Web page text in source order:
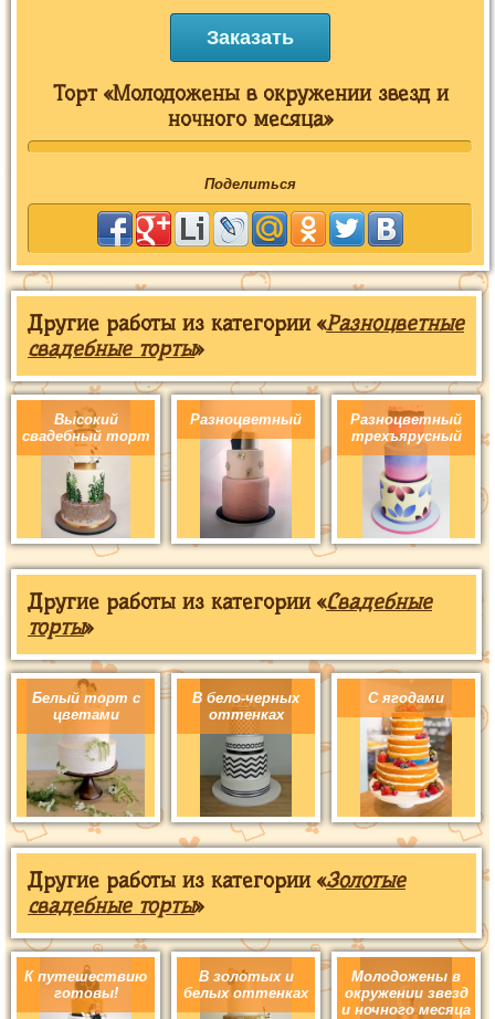
Заказать
Торт «Молодожены в окружении звезд и
ночного месяца»
Поделиться
Другие работы из категории «Разноцветные
свадебные торты»
Высокий
свадебный торт
Разноцветный
Разноцветный
трехъярусный
Другие работы из категории «Свадебные
торты»
Белый торт с
цветами
В бело-черных
оттенках
С ягодами
Другие работы из категории «Золотые
свадебные торты»
К путешествию
готовы!
В золотых и
белых оттенках
Молодожены в
окружении звезд
и ночного месяца